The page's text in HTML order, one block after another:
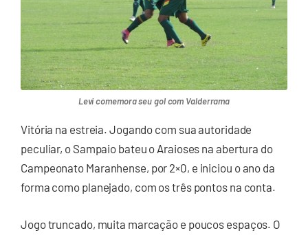
Levi comemora seu gol com Valderrama
Vitória na estreia. Jogando com sua autoridade
peculiar, o Sampaio bateu o Araioses na abertura do
Campeonato Maranhense, por 2×0, e iniciou o ano da
forma como planejado, com os três pontos na conta.
Jogo truncado, muita marcação e poucos espaços. O